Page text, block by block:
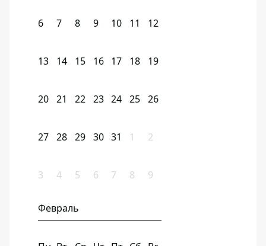
6 7 8 9 10 11 12
13 14 15 16 17 18 19
20 21 22 23 24 25 26
27 28 29 30 31 1 2
3 4 5 6 7 8 9
Февраль